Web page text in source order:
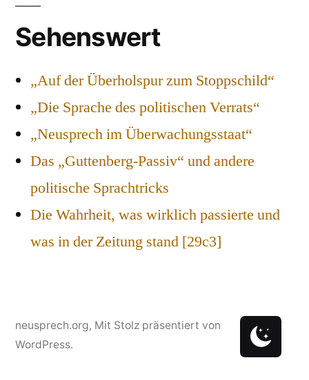
Sehenswert
„Auf der Überholspur zum Stoppschild“
„Die Sprache des politischen Verrats“
„Neusprech im Überwachungsstaat“
Das „Guttenberg-Passiv“ und andere
politische Sprachtricks
Die Wahrheit, was wirklich passierte und
was in der Zeitung stand [29c3]
neusprech.org, Mit Stolz präsentiert von
WordPress.